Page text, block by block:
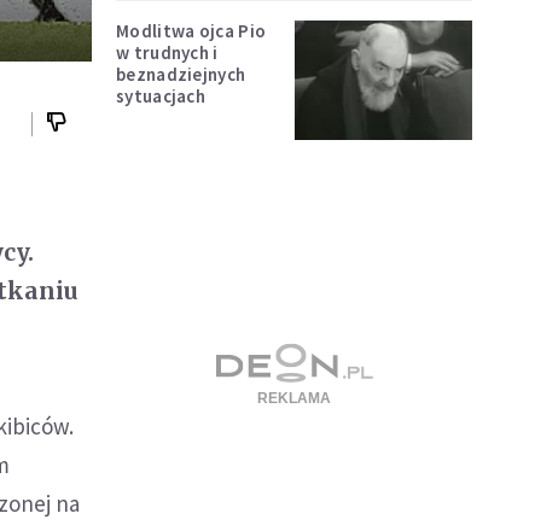
na
Modlitwa ojca Pio
w trudnych i
beznadziejnych
sytuacjach